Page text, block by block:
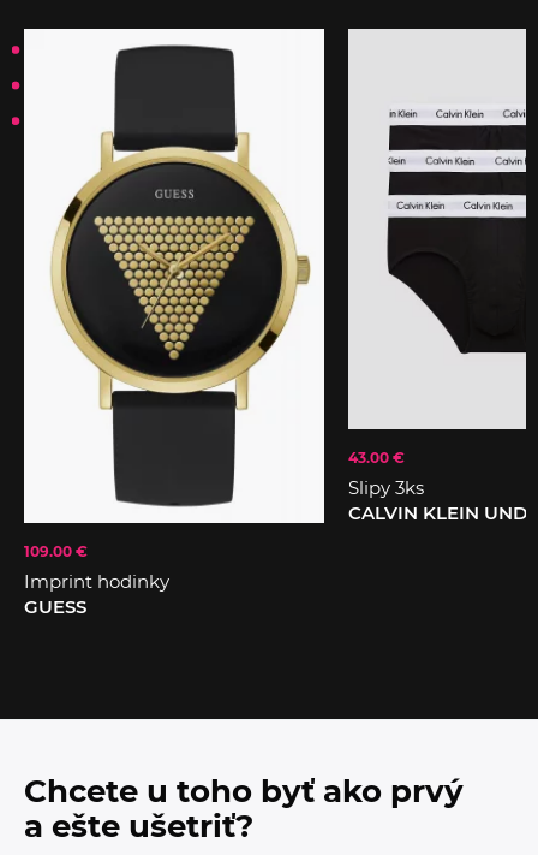
109.00 €
Imprint hodinky
GUESS
43.00 €
Slipy 3ks
CALVIN KLEIN
Chcete u toho byť ako prvý
a ešte ušetriť?